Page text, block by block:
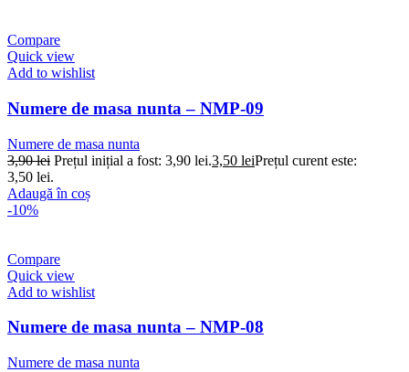
Compare
Quick view
Add to wishlist
Numere de masa nunta – NMP-09
Numere de masa nunta
3,90lei Prețul inițial a fost: 3,90 lei.3,50 leiPrețul curent este:
3,50 lei.
Adaugă în coș
-10%
Compare
Quick view
Add to wishlist
Numere de masa nunta – NMP-08
Numere de masa nunta